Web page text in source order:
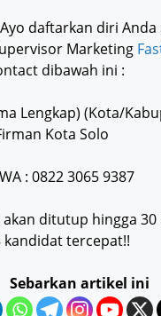
daftarkan diri Anda
Marketing
dibawah ini :
Lengkap) (Kota/
Kota Solo
: 0822 3065 9387
akan ditutup hingga
tercepat!!
Sebarkan artikel ini